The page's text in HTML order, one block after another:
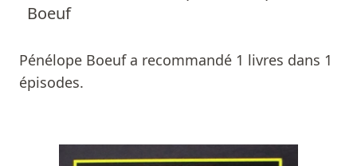
Boeuf
Pénélope Boeuf a recommandé 1 livres dans 1
épisodes.
Personnes
Livres
Prix littéraires